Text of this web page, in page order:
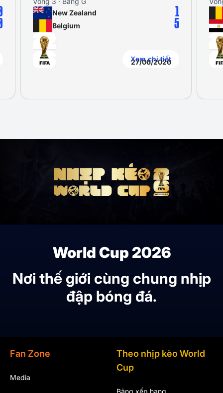
27/06/2026
New Zealand
Belgium
Xem chi tiết
World Cup 2026
Nơi thế giới cùng chung nhịp
đập bóng đá.
Fan Zone
Media
Theo nhịp kèo World
Cup